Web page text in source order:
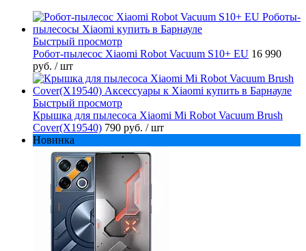
Быстрый просмотр
Робот-пылесос Xiaomi Robot Vacuum S10+ EU 16 990
руб. / шт
Быстрый просмотр
Крышка для пылесоса Xiaomi Mi Robot Vacuum Brush
Cover(X19540) 790 руб. / шт
Новинка